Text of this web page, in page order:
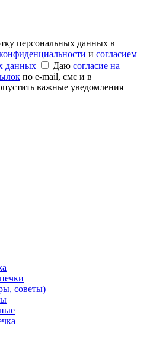
персональных данных в
и согласием
данных
Даю согласие на
по e-mail, смс и в
важные уведомления
советы)